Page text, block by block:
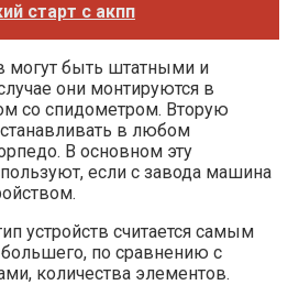
старт с акпп
могут быть штатными и
они монтируются в
со спидометром. Вторую
в любом
В основном эту
если с завода машина
устройств считается самым
по сравнению с
количества элементов.